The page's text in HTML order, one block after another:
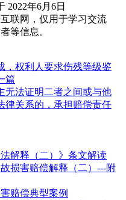
2022年6月6日
联网，仅用于学习交流
等信息。
，权利人要求伤残等级鉴
篇
无法证明二者之间或与他
律关系的，承担赔偿责任
解释（二）》条文解读
损害赔偿解释（二）---附
赔偿典型案例